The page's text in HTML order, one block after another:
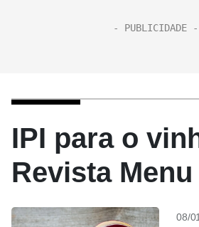
IPI para o
Revista Menu
08/